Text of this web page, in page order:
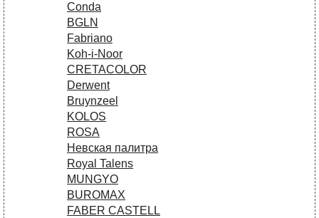
Conda
BGLN
Fabriano
Koh-i-Noor
CRETACOLOR
Derwent
Bruynzeel
KOLOS
ROSA
Невская палитра
Royal Talens
MUNGYO
BUROMAX
FABER CASTELL